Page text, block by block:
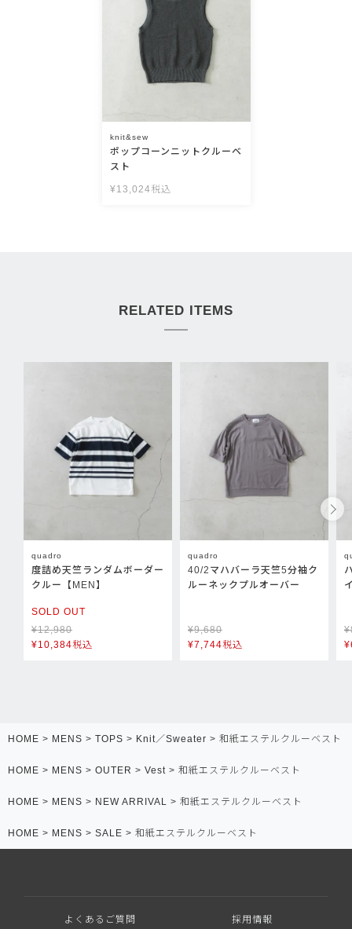
knit&sew
ポップコーンニットクルーベ
スト
¥13,024税込
RELATED ITEMS
quadro
度詰め天竺ランダムボーダー
クルー【MEN】
SOLD OUT
¥12,980
¥10,384税込
quadro
40/2マハバーラ天竺5分袖ク
ルーネックプルオーバー
¥9,680
¥7,744税込
¥
¥
HOME MENS TOPS Knit／Sweater 和紙エステルクルーベスト
HOME MENS OUTER Vest 和紙エステルクルーベスト
HOME MENS NEW ARRIVAL 和紙エステルクルーベスト
HOME MENS SALE 和紙エステルクルーベスト
よくあるご質問 採用情報